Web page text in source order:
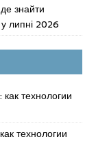
знайти
липні 2026
технологии
технологии